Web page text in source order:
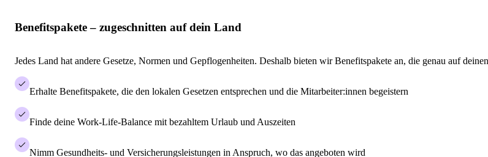
Benefitspakete – zugeschnitten auf dein Land
Jedes Land hat andere Gesetze, Normen und Gepflogenheiten. Deshalb bieten wir Benefitspakete an, die genau auf
Erhalte Benefitspakete, die den lokalen Gesetzen entsprechen und die Mitarbeiter:innen begeistern
Finde deine Work-Life-Balance mit bezahltem Urlaub und Auszeiten
Nimm Gesundheits- und Versicherungsleistungen in Anspruch, wo das angeboten wird